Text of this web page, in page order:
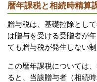
暦年課税と相続時精算
贈与税は、基礎控除とし
は贈与を受ける受贈者が
ても贈与税が発生しない
この暦年課税については
ると、当該贈与者（相続